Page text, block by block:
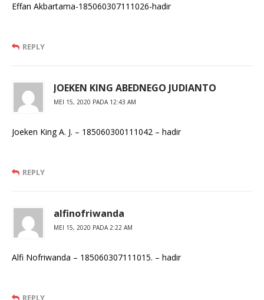
Effan Akbartama-185060307111026-hadir
REPLY
JOEKEN KING ABEDNEGO JUDIANTO
MEI 15, 2020 PADA 12:43 AM
Joeken King A. J. – 185060300111042 – hadir
REPLY
alfinofriwanda
MEI 15, 2020 PADA 2:22 AM
Alfi Nofriwanda – 185060307111015. – hadir
REPLY